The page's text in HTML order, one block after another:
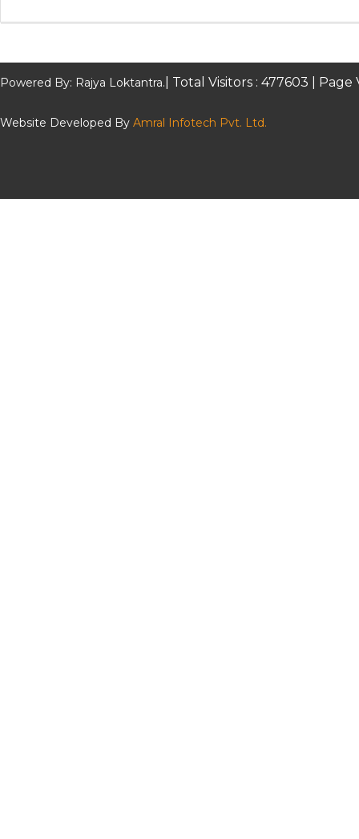
Powered By: Rajya Loktantra. | Total Visitors : 477603 | Page
Website Developed By Amral Infotech Pvt. Ltd.